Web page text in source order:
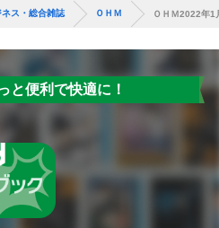
ネス・総合雑誌 ＯＨＭ ＯＨＭ2022年1
と便利で快適に！